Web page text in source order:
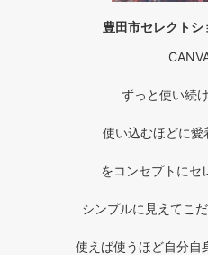
豊田市セレクト
ずっと使い続
使い込むほどに愛
をコンセプトにセ
シンプルに見えてこ
使えば使うほど自分自